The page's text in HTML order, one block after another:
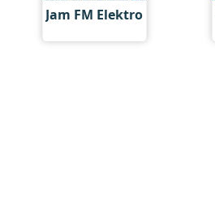
Jam FM Elektro